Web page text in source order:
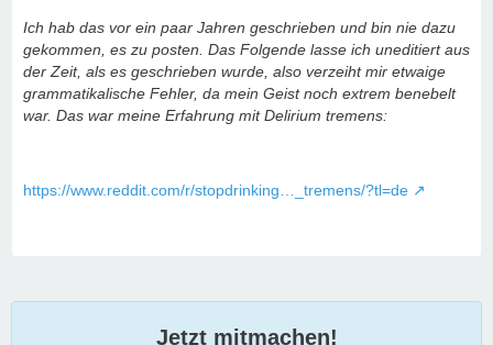
Ich hab das vor ein paar Jahren geschrieben und bin nie dazu
gekommen, es zu posten. Das Folgende lasse ich uneditiert aus
der Zeit, als es geschrieben wurde, also verzeiht mir etwaige
grammatikalische Fehler, da mein Geist noch extrem benebelt
war. Das war meine Erfahrung mit Delirium tremens:
https://www.reddit.com/r/stopdrinking…_tremens/?tl=de
Jetzt mitmachen!